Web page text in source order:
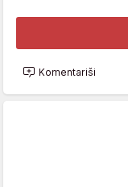
Komentariši